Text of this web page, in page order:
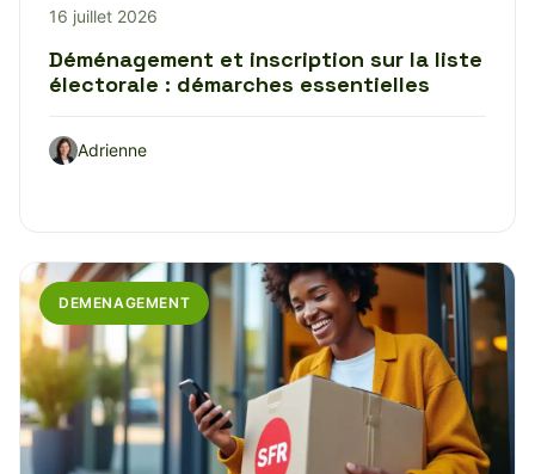
16 juillet 2026
Déménagement et inscription sur la liste
électorale : démarches essentielles
Adrienne
DEMENAGEMENT